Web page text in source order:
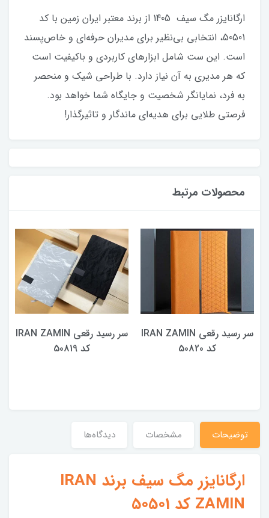
ارگانایزر مگ سیف 1405 از برند معتبر ایران زمین با کد
50501، انتخابی بی‌نظیر برای مدیران حرفه‌ای و خاص‌پسند
است. این ست شامل ابزارهای کاربردی و باکیفیت است
که هر مدیری به آن نیاز دارد. با طراحی شیک و منحصر
به فرد، نمایانگر شخصیت و جایگاه شما خواهد بود.
فرصتی طلایی برای هدیه‌ای ماندگار و تاثیرگذار!
محصولات مرتبط
سر رسید رقعی IRAN ZAMIN
کد 50820
سر رسید رقعی IRAN ZAMIN
کد 50819
توضیحات مشخصات دیدگاه‌ها
ارگانایزر مگ سیف برند IRAN
ZAMIN کد 50501